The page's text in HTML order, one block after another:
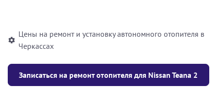
Цены на ремонт и установку автономного отопителя в
Черкассах
Записаться на ремонт отопителя для Nissan Teana 2